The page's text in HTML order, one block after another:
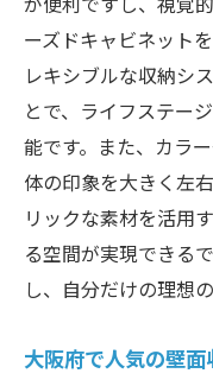
リノベー
納の利点
大阪府での
能性
リノベーシ
活空間
壁面収納が
リノベーション
壁面収納が
ーズドキャビネット
レキシブルな収納シ
とで、ライフステー
能です。また、カラ
体の印象を大きく左
リックな素材を活用
る空間が実現できる
し、自分だけの理想
大阪府で人気の壁